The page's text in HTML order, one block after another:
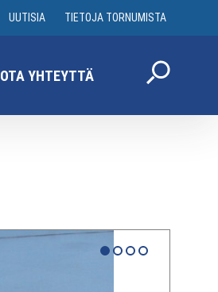
UUTISIA TIETOJA TORNUMISTA
OTA YHTEYTTÄ